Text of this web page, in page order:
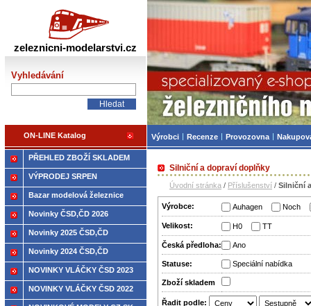
Silniční a dopraví doplňky
Úvodní stránka / Příslušenství / Silniční
Výrobce: Auhagen Noch
Velikost: H0 TT
Česká předloha: Ano
Statuse: Speciální nabídka
Zboží­ skladem
Řadit podle:
PŘEHLED ZBOŽÍ SKLADEM
VÝPRODEJ SRPEN
Bazar modelová železnice
Novinky ČSD,ČD 2026
Novinky 2025 ČSD,ČD
Novinky 2024 ČSD,ČD
NOVINKY VLÁČKY ČSD 2023
NOVINKY VLÁČKY ČSD 2022
zeleznicni-modelarstvi.cz
Vyhledávání
ON-LINE Katalog
Železniční
Výrobci Recenze Provozovna